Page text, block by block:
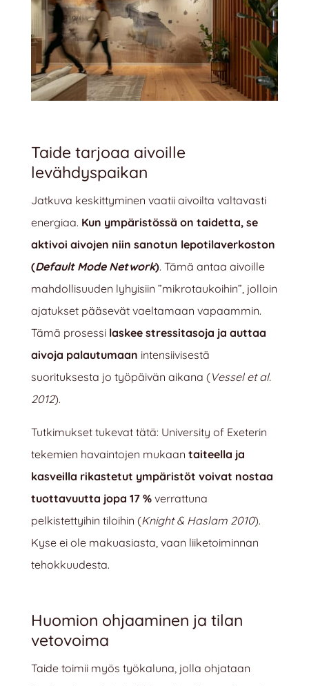
Taide tarjoaa aivoille
levähdyspaikan
Jatkuva keskittyminen vaatii aivoilta valtavasti
energiaa. Kun ympäristössä on taidetta, se
aktivoi aivojen niin sanotun lepotilaverkoston
(Default Mode Network). Tämä antaa aivoille
mahdollisuuden lyhyisiin ”mikrotaukoihin”, jolloin
ajatukset pääsevät vaeltamaan vapaammin.
Tämä prosessilaskee stressitasoja ja auttaa
aivoja palautumaan intensiivisestä
suorituksesta jo työpäivän aikana (Vessel et al.
2012).
Tutkimukset tukevat tätä: University of Exeterin
tekemien havaintojen mukaan taiteella ja
kasveilla rikastetut ympäristöt voivat nostaa
tuottavuutta jopa 17 %verrattuna
pelkistettyihin tiloihin (Knight & Haslam 2010).
Kyse ei ole makuasiasta, vaan liiketoiminnan
tehokkuudesta.
Huomion ohjaaminen ja tilan
vetovoima
Taide toimii myös työkaluna, jolla ohjataan